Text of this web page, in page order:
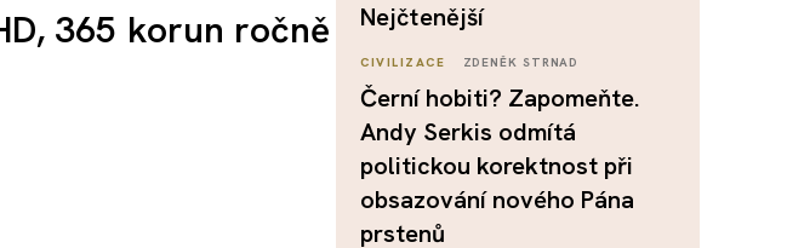
365 korun ročně
nejčtenější
CIVILIZACE ZDENĚK STRNAD
Černí hobiti? Zapomeňte.
Andy Serkis odmítá
politickou korektnost při
obsazování nového Pána
prstenů